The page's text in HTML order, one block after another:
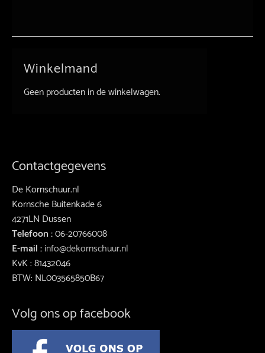
Winkelmand
Geen producten in de winkelwagen.
Contactgegevens
De Kornschuur.nl
Kornsche Buitenkade 6
4271LN Dussen
Telefoon :06-20766008
E-mail :info@dekornschuur.nl
KvK : 81432046
BTW: NL003565850B67
Volg ons op facebook